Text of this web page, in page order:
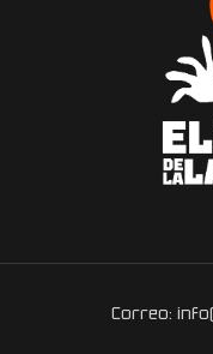
Correo: